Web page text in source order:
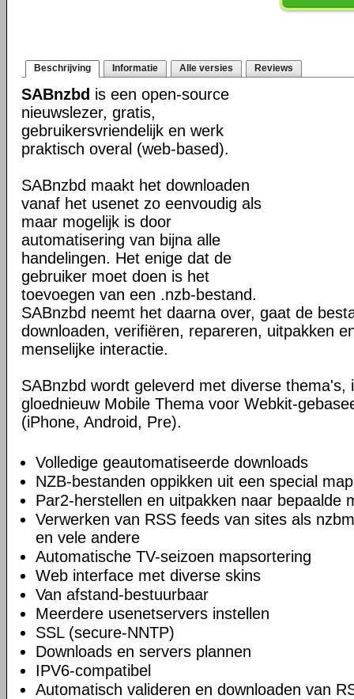
Beschrijving Informatie Alle versies Reviews
SABnzbd is een open-source
nieuwslezer, gratis,
gebruikersvriendelijk en werk
praktisch overal (web-based).
SABnzbd maakt het downloaden
vanaf het usenet zo eenvoudig als
maar mogelijk is door
automatisering van bijna alle
handelingen. Het enige dat de
gebruiker moet doen is het
toevoegen van een .nzb-bestand.
SABnzbd neemt het daarna over, gaat de
downloaden, verifiëren, repareren, uitpakken
menselijke interactie.
SABnzbd wordt geleverd met diverse thema's,
gloednieuw Mobile Thema voor Webkit-
(iPhone, Android, Pre).
Volledige geautomatiseerde downloads
NZB-bestanden oppikken uit een special map
Par2-herstellen en uitpakken naar bepaalde
Verwerken van RSS feeds van sites als
en vele andere
Automatische TV-seizoen mapsortering
Web interface met diverse skins
Van afstand-bestuurbaar
Meerdere usenetservers instellen
SSL (secure-NNTP)
Downloads en servers plannen
IPV6-compatibel
Automatisch valideren en downloaden van